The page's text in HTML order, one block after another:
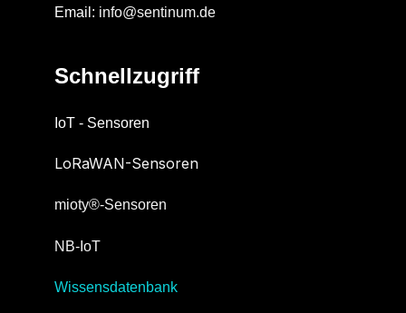
Email: info@sentinum.de
Schnellzugriff
IoT - Sensoren
LoRaWAN-Sensoren
mioty®-Sensoren
NB-IoT
Wissensdatenbank